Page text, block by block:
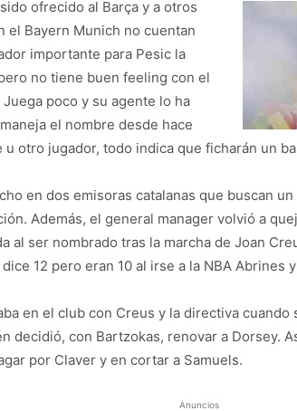
ofrecido al Barça y a otros
el Bayern Munich no cuentan
importante para Pesic la
no tiene buen feeling con el
poco y su agente lo ha
el nombre desde hace
u otro jugador, todo indica que ficharán un
en dos emisoras catalanas que buscan
Además, el general manager volvió a
al ser nombrado tras la marcha de Joan
12 pero eran 10 al irse a la NBA Abrines
en el club con Creus y la directiva
decidió, con Bartzokas, renovar a Dorsey.
por Claver y en cortar a Samuels.
Anuncios